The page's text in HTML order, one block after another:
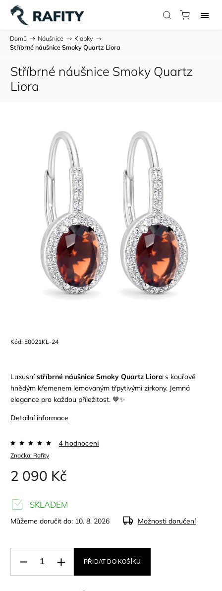
Domů / Náušnice / Klapky /
Stříbrné náušnice Smoky Quartz Liora
Stříbrné náušnice Smoky Quartz
Liora
Kód: E0021KL-24
Luxusnístříbrné náušnice Smoky Quartz Liora s kouřově
hnědým křemenem lemovaným třpytivými zirkony. Jemná
elegance pro každou příležitost. 🤎✨
Detailní informace
Značka: Rafity
4 hodnocení
2 090 Kč
SKLADEM
Můžeme doručit do: 10. 8. 2026 Možnosti doručení
PŘIDAT DO KOŠÍKU